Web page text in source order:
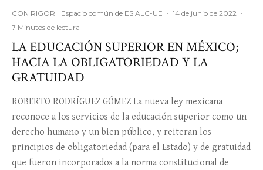
CON RIGOR Espacio común de ES ALC-UE · 14 de junio de 2022 ·
7 Minutos de lectura
LA EDUCACIÓN SUPERIOR EN MÉXICO;
HACIA LA OBLIGATORIEDAD Y LA
GRATUIDAD
ROBERTO RODRÍGUEZ GÓMEZ La nueva ley mexicana
reconoce a los servicios de la educación superior como un
derecho humano y un bien público, y reiteran los
principios de obligatoriedad (para el Estado) y de gratuidad
que fueron incorporados a la norma constitucional de